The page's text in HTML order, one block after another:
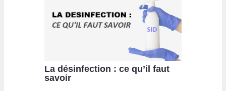
La désinfection : ce qu’il faut
savoir